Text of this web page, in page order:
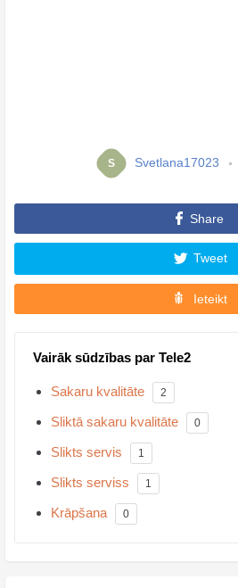
S Svetlana17023
Share
Tweet
Ieteikt
Vairāk sūdzības par Tele2
Sakaru kvalitāte 2
Sliktā sakaru kvalitāte 0
Slikts servis 1
Slikts serviss 1
Krāpšana 0